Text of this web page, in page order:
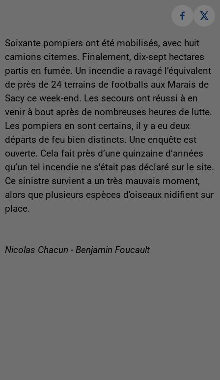
Soixante pompiers ont été mobilisés, avec huit
camions citernes. Finalement, dix-sept hectares
partis en fumée. Un incendie a ravagé l’équivalent
de près de 24 terrains de footballs aux Marais de
Sacy ce week-end. Les secours ont réussi à en
venir à bout après de nombreuses heures de lutte.
Les pompiers en sont certains, il y a eu deux
départs de feu bien distincts. Une enquête est
ouverte. Cela fait près d’une quinzaine d’années
qu’un tel incendie ne s’était pas déclaré sur le site.
Ce sinistre survient a un très mauvais moment,
alors que plusieurs espèces d'oiseaux nidifient sur
place.
Nicolas Chacun - Benjamin Foucault